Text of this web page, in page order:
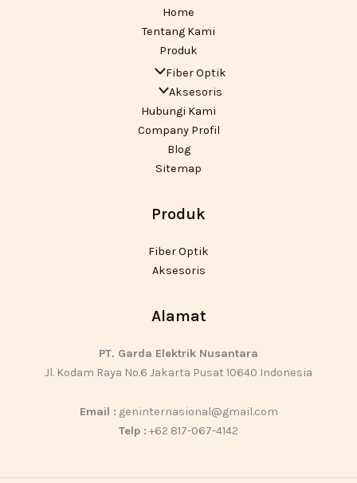
Home
Tentang Kami
Produk
Fiber Optik
Aksesoris
Hubungi Kami
Company Profil
Blog
Sitemap
Produk
Fiber Optik
Aksesoris
Alamat
PT. Garda Elektrik Nusantara
Jl. Kodam Raya No.6 Jakarta Pusat 10640 Indonesia
Email : geninternasional@gmail.com
Telp : +62 817-067-4142